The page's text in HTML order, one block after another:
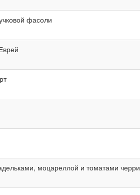
фасоли
моцареллой и томатами черри